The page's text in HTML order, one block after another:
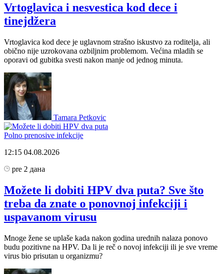
Vrtoglavica i nesvestica kod dece i
tinejdžera
Vrtoglavica kod dece je uglavnom strašno iskustvo za roditelja, ali
obično nije uzrokovana ozbiljnim problemom. Većina mladih se
oporavi od gubitka svesti nakon manje od jednog minuta.
Tamara Petkovic
Polno prenosive infekcije
12:15 04.08.2026
pre 2 дана
Možete li dobiti HPV dva puta? Sve što
treba da znate o ponovnoj infekciji i
uspavanom virusu
Mnoge žene se uplaše kada nakon godina urednih nalaza ponovo
budu pozitivne na HPV. Da li je reč o novoj infekciji ili je sve vreme
virus bio prisutan u organizmu?